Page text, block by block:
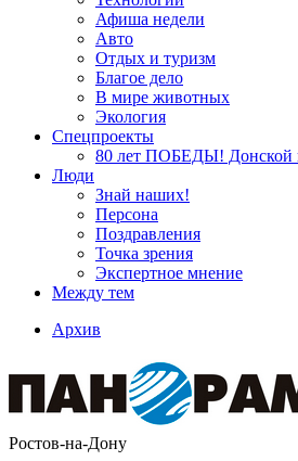
Афиша недели
Авто
Отдых и туризм
Благое дело
В мире животных
Экология
Спецпроекты
80 лет ПОБЕДЫ! Донской
Люди
Знай наших!
Персона
Поздравления
Точка зрения
Экспертное мнение
Между тем
Архив
Ростов-на-Дону